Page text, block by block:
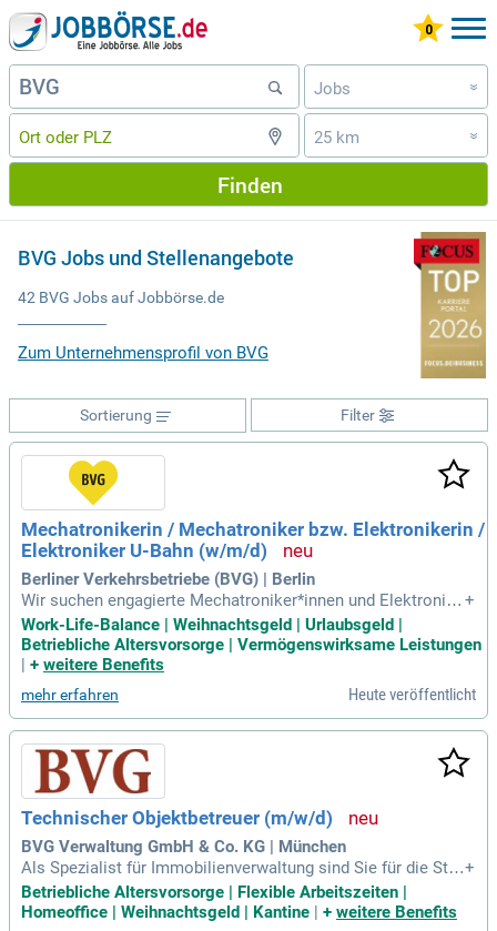
Jobs »
25 km »
Finden
BVG Jobs und Stellenangebote
42 BVG Jobs auf Jobbörse.de
Zum Unternehmensprofil von BVG
Filter
Sortierung
Mechatronikerin / Mechatroniker bzw. Elektronikerin /
Elektroniker U-Bahn (w/m/d)
Berliner Verkehrsbetriebe (BVG) | Berlin
Wir suchen engagierte Mechatroniker*innen und Elektronike
r*innen für die U-Bahn in Berlin! In den Fachbereichen Haupt
werkstatt und Komponentenaufarbeitung bieten wir spannen
de Vollzeit- oder Teilzeitstellen. Unsere Mitarbeiter*innen pr
ner Vielzahl von attraktiven Leistungen. Genieße eine hervor
ragende Work-Life-Balance mit 30 Tagen Urlaub, 2.100 € Wei
hnachtsgeld und 500 € Urlaubsgeld. Zudem bieten wir 350 €
für Gesundheitsangebote sowie einen persönlichen Fahraus
weis. Werde Teil unseres Teams und gestalte die Mobilität
der Zukunft in der pulsierenden Hauptstadt Berlin!
+
Work-Life-Balance | Weihnachtsgeld | Urlaubsgeld |
Betriebliche Altersvorsorge | Vermögenswirksame Leistungen
| + weitere Benefits
mehr erfahren Heute veröffentlicht
Technischer Objektbetreuer (m/w/d)
BVG Verwaltung GmbH & Co. KG | München
Als Spezialist für Immobilienverwaltung sind Sie für die Ste
uerung und Kontrolle von Instandhaltungsmaßnahmen veran
twortlich. Bei Mieterwechsel führen Sie kleinere Reparature
+
Betriebliche Altersvorsorge | Flexible Arbeitszeiten |
Homeoffice | Weihnachtsgeld | Kantine
+ weitere Benefits